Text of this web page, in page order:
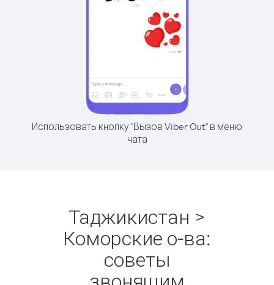
Использовать кнопку "Вызов Viber Out" в меню
чата
Таджикистан >
Коморские о-ва:
советы